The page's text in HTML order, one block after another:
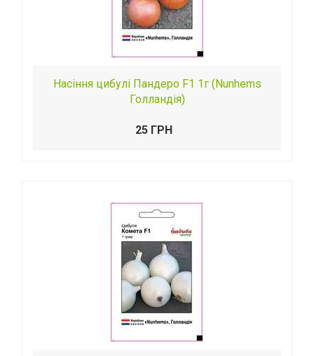
Насіння цибулі Пандеро F1 1г (Nunhems
Голландія)
25 ГРН